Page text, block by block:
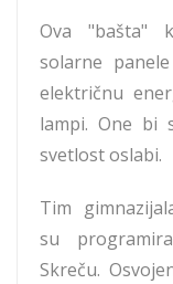
Ova "bašta"
solarne
električnu
lampi. One bi
svetlost oslabi.
Tim
su
Skreču.